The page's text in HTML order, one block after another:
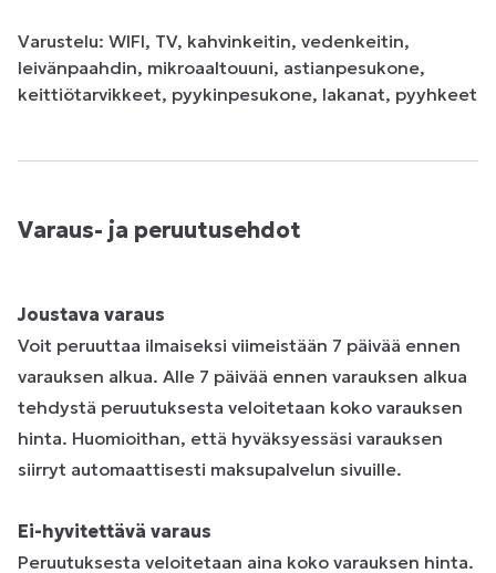
Varustelu: WIFI, TV, kahvinkeitin, vedenkeitin,
leivänpaahdin, mikroaaltouuni, astianpesukone,
keittiötarvikkeet, pyykinpesukone, lakanat, pyyhkeet
Varaus- ja peruutusehdot
Joustava varaus
Voit peruuttaa ilmaiseksi viimeistään 7 päivää ennen
varauksen alkua. Alle 7 päivää ennen varauksen alkua
tehdystä peruutuksesta veloitetaan koko varauksen
hinta. Huomioithan, että hyväksyessäsi varauksen
siirryt automaattisesti maksupalvelun sivuille.
Ei-hyvitettävä varaus
Peruutuksesta veloitetaan aina koko varauksen hinta.